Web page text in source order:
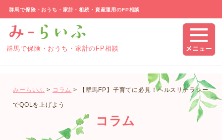
群馬で保険・おうち・家計・相続・資産運用のFP相談
群馬で保険・おうち・家計のFP相談
みーらいふ > コラム > 【群馬FP】子育てに必見！ヘルスリテラシー
でQOLを上げよう
コラム